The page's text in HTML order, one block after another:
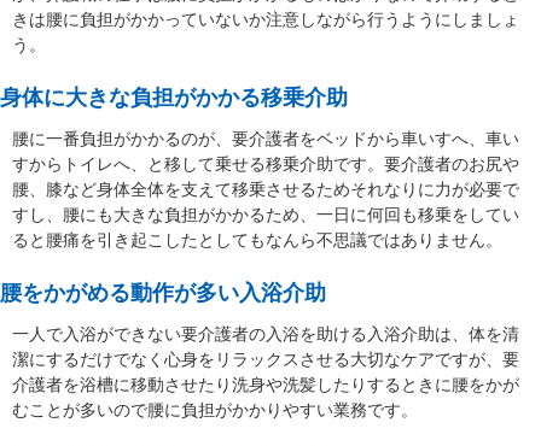
きは腰に負担がかかっていないか注意しながら行うようにしましょ
う。
身体に大きな負担がかかる移乗介助
腰に一番負担がかかるのが、要介護者をベッドから車いすへ、車い
すからトイレへ、と移して乗せる移乗介助です。要介護者のお尻や
腰、膝など身体全体を支えて移乗させるためそれなりに力が必要で
すし、腰にも大きな負担がかかるため、一日に何回も移乗をしてい
ると腰痛を引き起こしたとしてもなんら不思議ではありません。
腰をかがめる動作が多い入浴介助
一人で入浴ができない要介護者の入浴を助ける入浴介助は、体を清
潔にするだけでなく心身をリラックスさせる大切なケアですが、要
介護者を浴槽に移動させたり洗身や洗髪したりするときに腰をかが
むことが多いので腰に負担がかかりやすい業務です。